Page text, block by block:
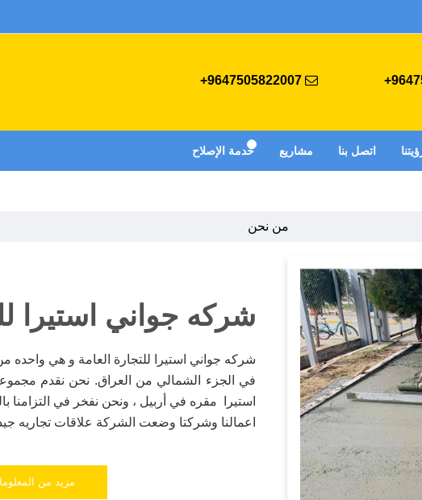
9647505822007+
اتصل بنا مشاريع خدمة الإصلاح
من نحن
شركه جواني استيرا
شركه جواني استيرا للتجارة العامة و هي واحده
في الجزء الشمالي من العراق. نحن نقدم
استيرا مقره في أربيل ، ونحن نفخر في التزامنا
اعمالنا وشركتا وضعت الشركة علاقات تجاريه
مزيد من